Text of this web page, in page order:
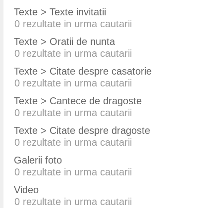
Texte > Texte invitatii
0 rezultate in urma cautarii
Texte > Oratii de nunta
0 rezultate in urma cautarii
Texte > Citate despre casatorie
0 rezultate in urma cautarii
Texte > Cantece de dragoste
0 rezultate in urma cautarii
Texte > Citate despre dragoste
0 rezultate in urma cautarii
Galerii foto
0 rezultate in urma cautarii
Video
0 rezultate in urma cautarii